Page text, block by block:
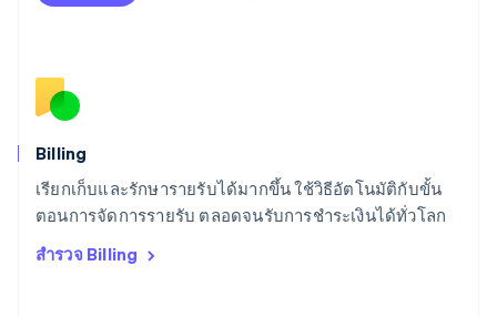
Billing
เรียกเก็บและรักษารายรับได้มากขึ้น ใช้วิธีอัตโนมัติกับขั้น
ตอนการจัดการรายรับ ตลอดจนรับการชำระเงินได้ทั่วโลก
สำรวจ Billing
สโลวาเกีย
สวิตเซอร์แลนด์
Deutsch
สวีเดน
Svenska
สหรัฐอเมริกา
EnglishEspañol简体中文
English